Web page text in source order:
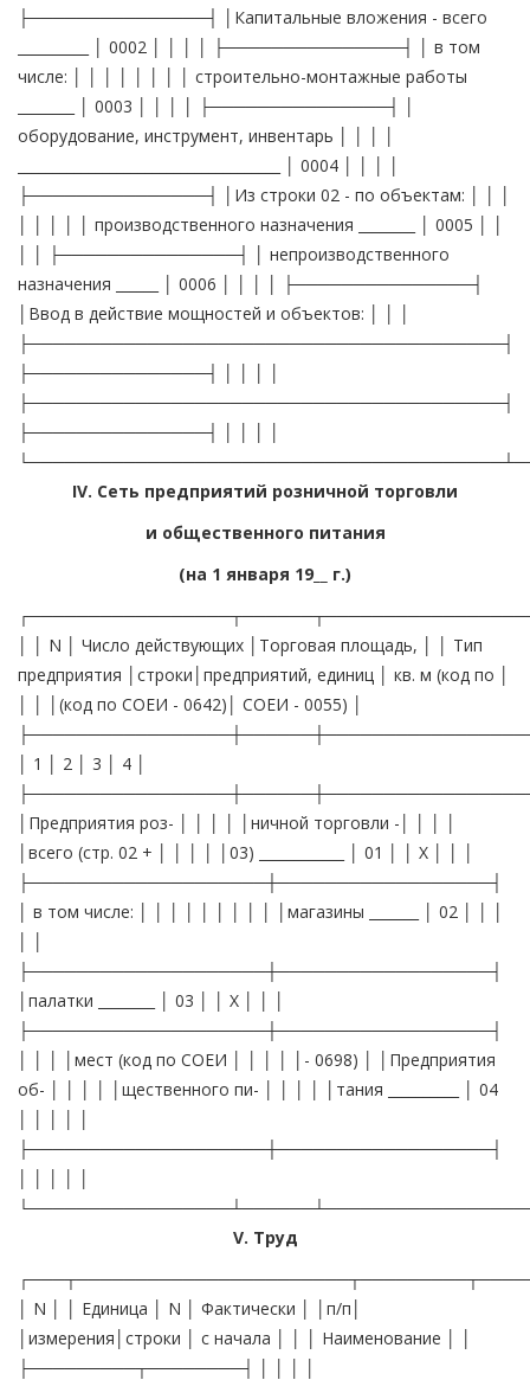
├───────────────┤ │Капитальные вложения - всего
__________ │ 0002 │ │ │ │ ├───────────────┤ │ в том
числе: │ │ │ │ │ │ │ │ строительно-монтажные работы
________ │ 0003 │ │ │ │ ├───────────────┤ │
оборудование, инструмент, инвентарь │ │ │ │
_____________________________________ │ 0004 │ │ │ │
├───────────────┤ │Из строки 02 - по объектам: │ │ │
│ │ │ │ │ производственного назначения ________ │ 0005 │ │
│ │ ├───────────────┤ │ непроизводственного
назначения ______ │ 0006 │ │ │ │ ├───────────────┤
│Ввод в действие мощностей и объектов: │ │ │
├────────────────────────────────────────┤
├───────────────┤ │ │ │ │
├────────────────────────────────────────┤
├───────────────┤ │ │ │ │
IV. Сеть предприятий розничной торговли
и общественного питания
(на 1 января 19__ г.)
│ │ N │ Число действующих │Торговая площадь, │ │ Тип
предприятия │строки│предприятий, единиц │ кв. м (код по │
│ │ │(код по СОЕИ - 0642)│ СОЕИ - 0055) │
│ 1 │ 2 │ 3 │ 4 │
│Предприятия роз- │ │ │ │ │ничной торговли -│ │ │ │
│всего (стр. 02 + │ │ │ │ │03) ____________ │ 01 │ │ X │ │ │
├────────────────────┼──────────────────┤
│ в том числе: │ │ │ │ │ │ │ │ │ │магазины _______ │ 02 │ │ │
├────────────────────┼──────────────────┤
│палатки ________ │ 03 │ │ X │ │ │
├────────────────────┼──────────────────┤
│ │ │ │мест (код по СОЕИ │ │ │ │ │- 0698) │ │Предприятия
об- │ │ │ │ │щественного пи- │ │ │ │ │тания __________ │ 04
├────────────────────┼──────────────────┤
V. Труд
│ N │ │ Единица │ N │ Фактически │ │п/п│
│измерения│строки │ с начала │ │ │ Наименование │ │
├─────────┬────────┤ │ │ │ │